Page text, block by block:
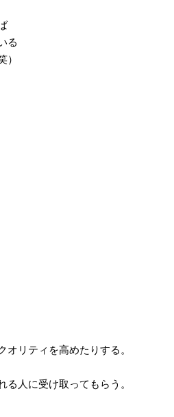
る
）
オリティを高めたりする。
る人に受け取ってもらう。